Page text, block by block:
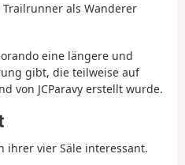
als Wanderer
eine längere und
gibt, die teilweise auf
von JCParavy erstellt wurde.
ihrer vier Säle interessant.